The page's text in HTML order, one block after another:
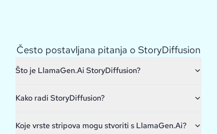
Često postavljana pitanja o StoryDiffusion
Što je LlamaGen.Ai StoryDiffusion?
Kako radi StoryDiffusion?
Koje vrste stripova mogu stvoriti s LlamaGen.Ai?